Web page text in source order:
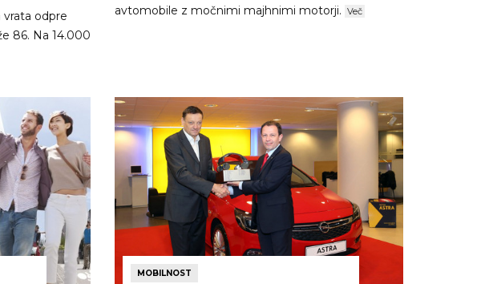
odpre
86. Na 14.000
avtomobile z močnimi majhnimi motorji. Več
MOBILNOST